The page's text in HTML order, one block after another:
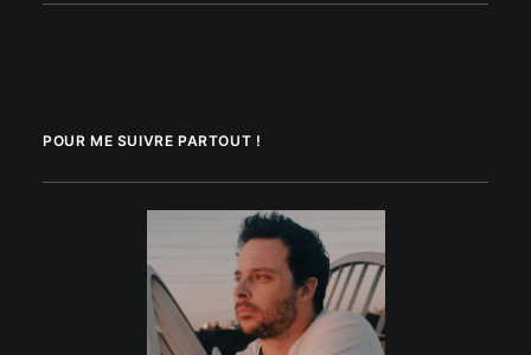
POUR ME SUIVRE PARTOUT !